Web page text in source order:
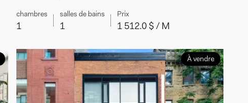
chambres
1
salles de bains
1
Prix
1 512.0 $ / M
À vendre